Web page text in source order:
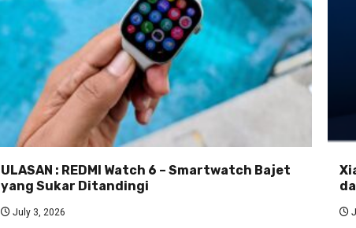
ULASAN : REDMI Watch 6 – Smartwatch Bajet
yang Sukar Ditandingi
July 3, 2026